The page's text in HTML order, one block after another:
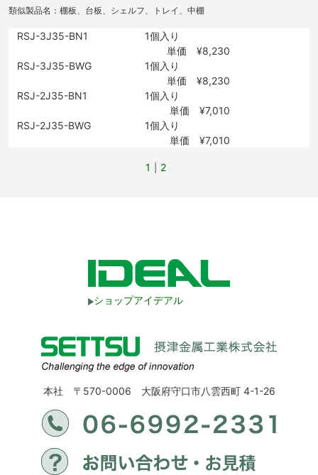
類似製品名：棚板、台板、シェルフ、トレイ、中棚
RSJ-3J35-BN1
1個入り
単価 ¥8,230
RSJ-3J35-BWG
1個入り
単価 ¥8,230
RSJ-2J35-BN1
1個入り
単価 ¥7,010
RSJ-2J35-BWG
1個入り
単価 ¥7,010
1 2
ショップアイデアル
本社 〒570-0006 大阪府守口市八雲西町 4-1-26